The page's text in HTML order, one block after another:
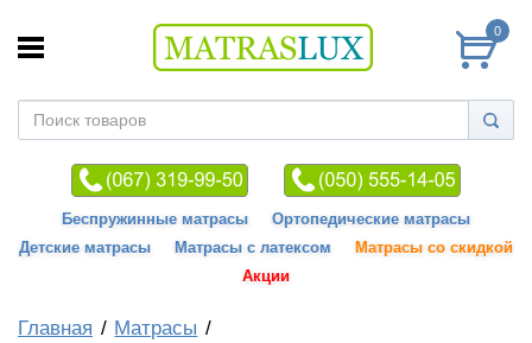
0
Беспружинные матрасы
Ортопедические матрасы
Детские матрасы
Матрасы с латексом
Матрасы со скидкой
Акции
Главная Матрасы